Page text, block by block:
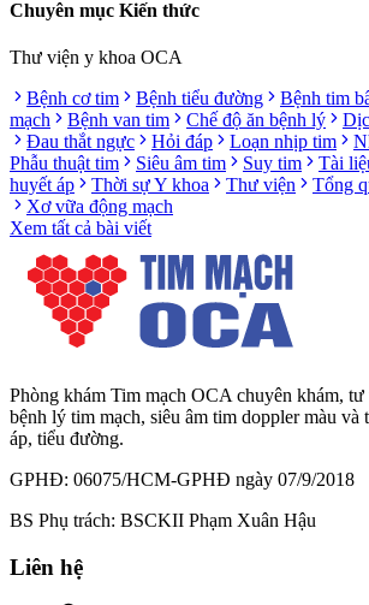
Chuyên mục Kiến thức
Thư viện y khoa OCA
Bệnh cơ tim
Bệnh tiểu đường Bệnh tim
mạch
Bệnh van tim Chế độ ăn bệnh lý
Đau thắt ngực
Hỏi đáp Loạn nhịp tim
Phẫu thuật tim
Siêu âm tim Suy tim Tài
huyết áp
Thời sự Y khoa Thư viện Tổng
Xơ vữa động mạch
Xem tất cả bài viết
Phòng khám Tim mạch OCA chuyên khám,
bệnh lý tim mạch, siêu âm tim doppler màu và
áp, tiểu đường.
GPHĐ: 06075/HCM-GPHĐ ngày 07/9/2018
BS Phụ trách: BSCKII Phạm Xuân Hậu
Liên hệ